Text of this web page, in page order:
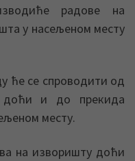
радове на
у насељеном месту
ће се спроводити од
и до прекида
месту.
на изворишту доћи